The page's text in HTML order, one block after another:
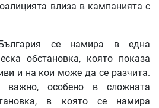
влиза в кампанията с
се намира в една
обстановка, която показа
и на кои може да се разчита.
важно, особено в сложната
в която се намира